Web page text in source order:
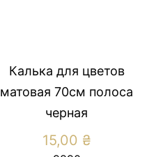
Калька для цветов
матовая 70см полоса
черная
15,00 ₴